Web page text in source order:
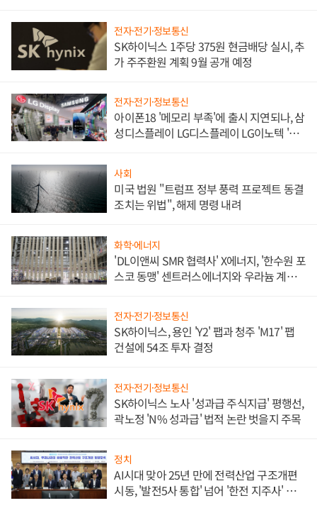
전자·전기·정보통신
SK하이닉스 1주당 375원 현금배당 실시, 추
가 주주환원 계획 9월 공개 예정
전자·전기·정보통신
아이폰18 '메모리 부족'에 출시 지연되나, 삼
성디스플레이 LG디스플레이 LG이노텍 '탈
사회
미국 법원 "트럼프 정부 풍력 프로젝트 동결
조치는 위법", 해제 명령 내려
화학·에너지
'DL이앤씨 SMR 협력사' X에너지, '한수원 포
스코 동맹' 센트러스에너지와 우라늄 계약
전자·전기·정보통신
SK하이닉스, 용인 'Y2' 팹과 청주 'M17' 팹
건설에 54조 투자 결정
전자·전기·정보통신
SK하이닉스 노사 '성과급 주식지급' 평행선,
곽노정 'N% 성과급' 법적 논란 벗을지 주목
정치
AI시대 맞아 25년 만에 전력산업 구조개편
시동, '발전5사 통합' 넘어 '한전 지주사' 재편